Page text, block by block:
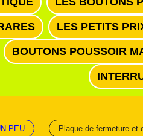
LES PETITS
BOUTONS POUSSOIR
PEU Plaque de fermeture et